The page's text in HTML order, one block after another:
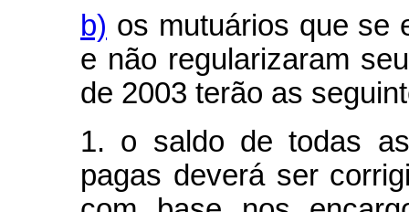
b) os mutuários que se
e não regularizaram
de 2003 terão as
1. o saldo de todas
pagas deverá ser